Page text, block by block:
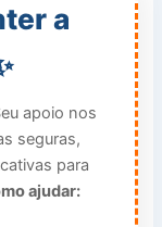
a
apoio nos
seguras,
para
ajudar: